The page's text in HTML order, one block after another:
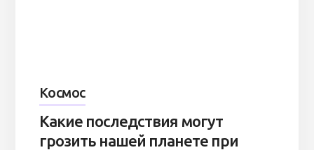
Космос
Какие последствия могут
грозить нашей планете при